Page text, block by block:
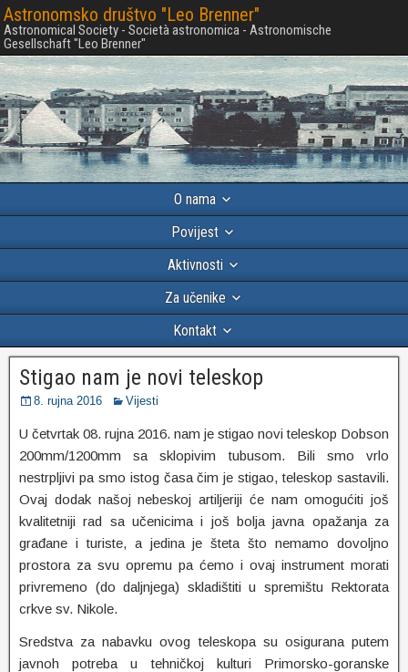
Astronomsko društvo "Leo Brenner"
Astronomical Society - Società astronomica - Astronomische
Gesellschaft "Leo Brenner"
O nama
Povijest
Aktivnosti
Za učenike
Kontakt
Stigao nam je novi teleskop
8. rujna 2016 Vijesti
U četvrtak 08. rujna 2016. nam je stigao novi teleskop Dobson
200mm/1200mm sa sklopivim tubusom. Bili smo vrlo
nestrpljivi pa smo istog časa čim je stigao, teleskop sastavili.
Ovaj dodak našoj nebeskoj artiljeriji će nam omogućiti još
kvalitetniji rad sa učenicima i još bolja javna opažanja za
građane i turiste, a jedina je šteta što nemamo dovoljno
prostora za svu opremu pa ćemo i ovaj instrument morati
privremeno (do daljnjega) skladištiti u spremištu Rektorata
crkve sv. Nikole.
Sredstva za nabavku ovog teleskopa su osigurana putem
javnoh potreba u tehničkoj kulturi Primorsko-goranske